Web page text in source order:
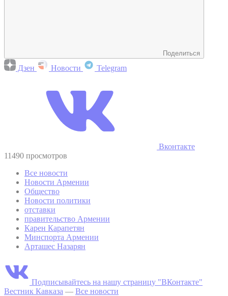
Поделиться
Дзен Новости Telegram
Вконтакте
11490 просмотров
Все новости
Новости Армении
Общество
Новости политики
отставки
правительство Армении
Карен Карапетян
Минспорта Армении
Арташес Назарян
Подписывайтесь на нашу страницу "ВКонтакте"
Вестник Кавказа — Все новости